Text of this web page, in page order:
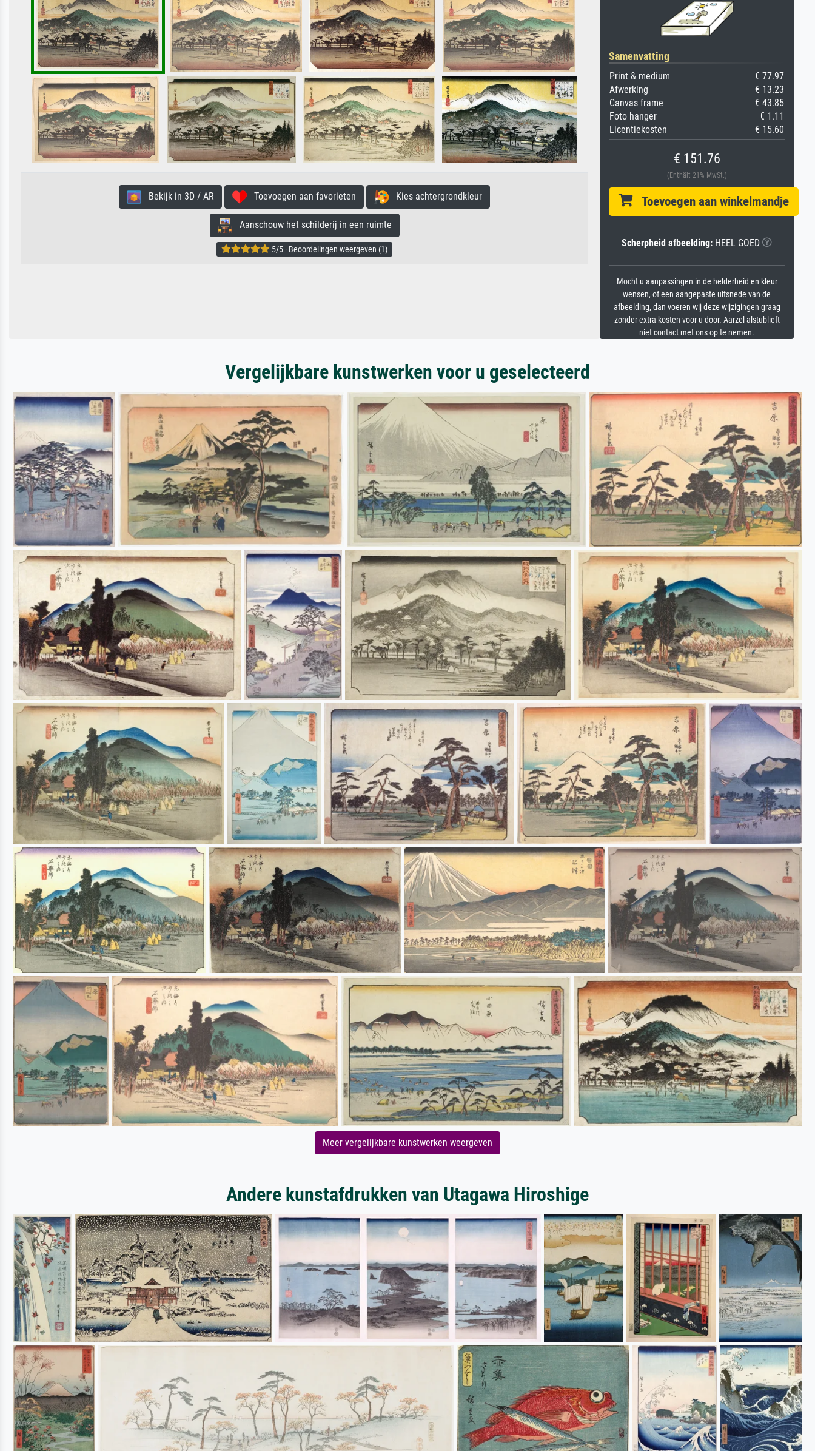
Bekijk in 3D / AR Toevoegen aan favorieten Kies achtergrondkleur
Aanschouw het schilderij in een ruimte
5/5 · Beoordelingen weergeven (1)
Samenvatting
Print & medium
€ 77.97
Afwerking
€ 13.23
Canvas frame
€ 43.85
Foto hanger
€ 1.11
Licentiekosten
€ 15.60
€ 151.76
(Enthält 21% MwSt.)
Toevoegen aan winkelmandje
Scherpheid afbeelding: HEEL GOED
Mocht u aanpassingen in de helderheid en kleur
wensen, of een aangepaste uitsnede van de
afbeelding, dan voeren wij deze wijzigingen graag
zonder extra kosten voor u door. Aarzel alstublieft
niet contact met ons op te nemen.
Vergelijkbare kunstwerken voor u geselecteerd
Meer vergelijkbare kunstwerken weergeven
Andere kunstafdrukken van Utagawa Hiroshige